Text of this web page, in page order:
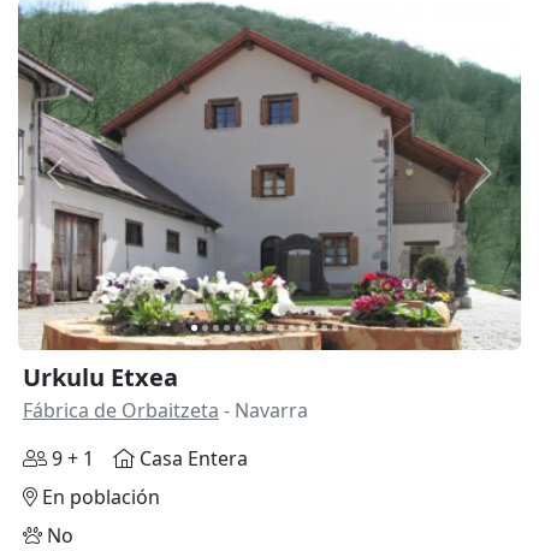
Anterior
Urkulu Etxea
Fábrica de Orbaitzeta - Navarra
9 + 1
Casa Entera
En población
No